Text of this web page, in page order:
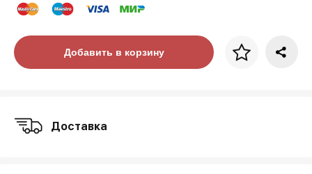
Цена за багетДобавить в корзину
Доставка